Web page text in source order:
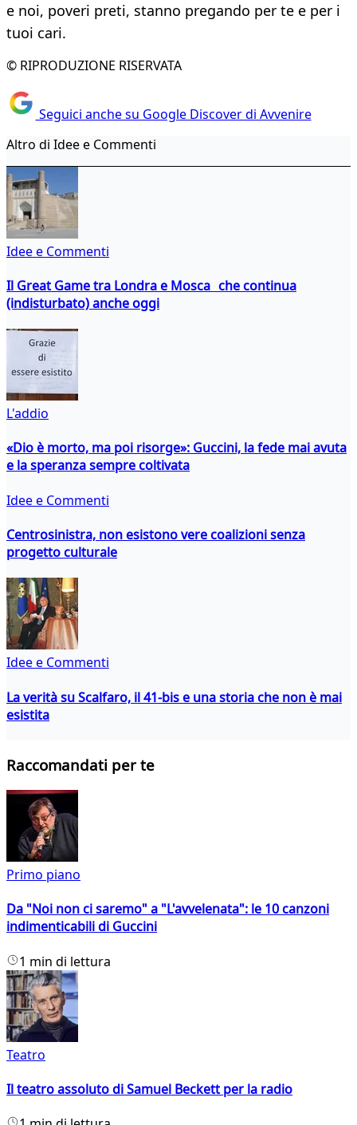
e noi, poveri preti, stanno pregando per te e per i
tuoi cari.
© RIPRODUZIONE RISERVATA
Seguici anche su Google Discover di Avvenire
Altro di Idee e Commenti
Idee e Commenti
Il Great Game tra Londra e Mosca che continua
(indisturbato) anche oggi
L'addio
«Dio è morto, ma poi risorge»: Guccini, la fede mai avuta
e la speranza sempre coltivata
Idee e Commenti
Centrosinistra, non esistono vere coalizioni senza
progetto culturale
Idee e Commenti
La verità su Scalfaro, il 41-bis e una storia che non è mai
esistita
Raccomandati per te
Primo piano
Da "Noi non ci saremo" a "L'avvelenata": le 10 canzoni
indimenticabili di Guccini
1 min di lettura
Teatro
Il teatro assoluto di Samuel Beckett per la radio